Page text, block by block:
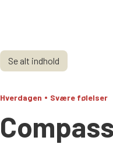
Se alt indhold
Hverdagen • Svære følelser